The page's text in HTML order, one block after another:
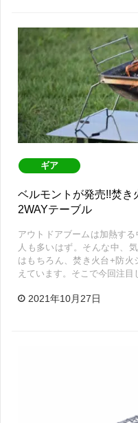
ギア
ベルモントが発売!!焚き
2WAYテーブル
アウトドアブームは加熱す
人も多いはず。そんな中、
はもちろん、焚き火台+防火
えています。そこで今回注
2021年10月27日